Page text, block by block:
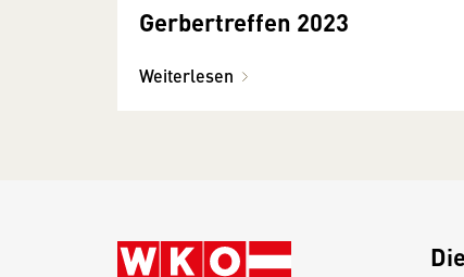
Gerbertreffen 2023
Weiterlesen